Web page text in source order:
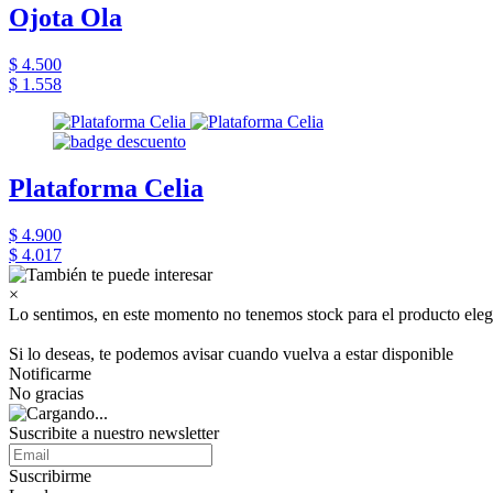
Ojota Ola
$ 4.500
$ 1.558
Plataforma Celia
$ 4.900
$ 4.017
×
Lo sentimos, en este momento no tenemos stock para el producto
Si lo deseas, te podemos avisar cuando vuelva a estar disponible
Notificarme
No gracias
Suscribite a nuestro newsletter
Suscribirme